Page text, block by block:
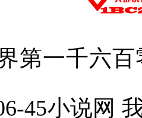
一千六百
45小说网